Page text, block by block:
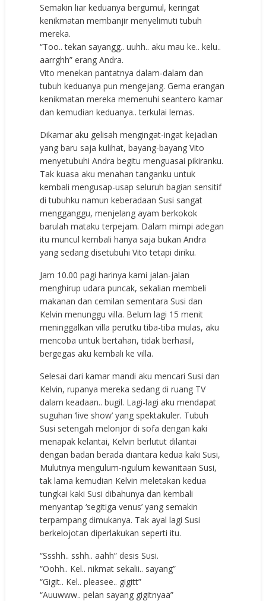
Semakin liar keduanya bergumul, keringat
kenikmatan membanjir menyelimuti tubuh
mereka.
“Too.. tekan sayangg.. uuhh.. aku mau ke.. kelu..
aarrghh” erang Andra.
Vito menekan pantatnya dalam-dalam dan
tubuh keduanya pun mengejang. Gema erangan
kenikmatan mereka memenuhi seantero kamar
dan kemudian keduanya.. terkulai lemas.
Dikamar aku gelisah mengingat-ingat kejadian
yang baru saja kulihat, bayang-bayang Vito
menyetubuhi Andra begitu menguasai pikiranku.
Tak kuasa aku menahan tanganku untuk
kembali mengusap-usap seluruh bagian sensitif
di tubuhku namun keberadaan Susi sangat
mengganggu, menjelang ayam berkokok
barulah mataku terpejam. Dalam mimpi adegan
itu muncul kembali hanya saja bukan Andra
yang sedang disetubuhi Vito tetapi diriku.
Jam 10.00 pagi harinya kami jalan-jalan
menghirup udara puncak, sekalian membeli
makanan dan cemilan sementara Susi dan
Kelvin menunggu villa. Belum lagi 15 menit
meninggalkan villa perutku tiba-tiba mulas, aku
mencoba untuk bertahan, tidak berhasil,
bergegas aku kembali ke villa.
Selesai dari kamar mandi aku mencari Susi dan
Kelvin, rupanya mereka sedang di ruang TV
dalam keadaan.. bugil. Lagi-lagi aku mendapat
suguhan ‘live show’ yang spektakuler. Tubuh
Susi setengah melonjor di sofa dengan kaki
menapak kelantai, Kelvin berlutut dilantai
dengan badan berada diantara kedua kaki Susi,
Mulutnya mengulum-ngulum kewanitaan Susi,
tak lama kemudian Kelvin meletakan kedua
tungkai kaki Susi dibahunya dan kembali
menyantap ‘segitiga venus’ yang semakin
terpampang dimukanya. Tak ayal lagi Susi
berkelojotan diperlakukan seperti itu.
“Ssshh.. sshh.. aahh” desis Susi.
“Oohh.. Kel.. nikmat sekalii.. sayang”
“Gigit.. Kel.. pleasee.. gigitt”
“Auuwww.. pelan sayang gigitnyaa”